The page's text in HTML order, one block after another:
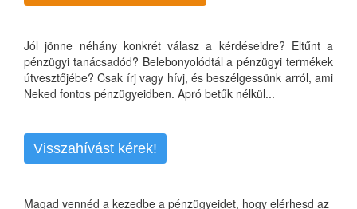
Jól jönne néhány konkrét válasz a kérdéseidre? Eltűnt a
pénzügyi tanácsadód? Belebonyolódtál a pénzügyi termékek
útvesztőjébe? Csak írj vagy hívj, és beszélgessünk arról, ami
Neked fontos pénzügyeidben. Apró betűk nélkül...
Visszahívást kérek!
Magad vennéd a kezedbe a pénzügyeidet, hogy elérhesd az